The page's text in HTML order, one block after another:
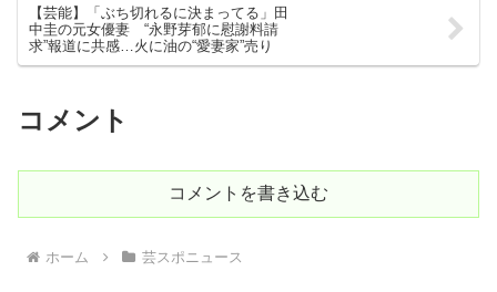
【芸能】「ぶち切れるに決まってる」田
中圭の元女優妻 “永野芽郁に慰謝料請
求”報道に共感…火に油の“愛妻家”売り
コメント
コメントを書き込む
ホーム 芸スポニュース